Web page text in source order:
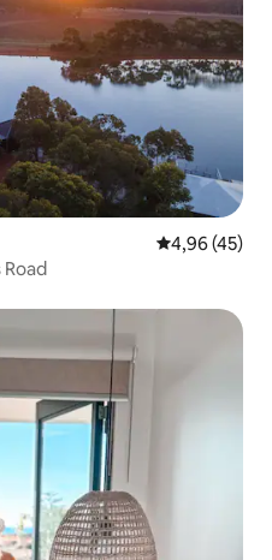
4,96 de uma
4,96 (45)
hóspedes